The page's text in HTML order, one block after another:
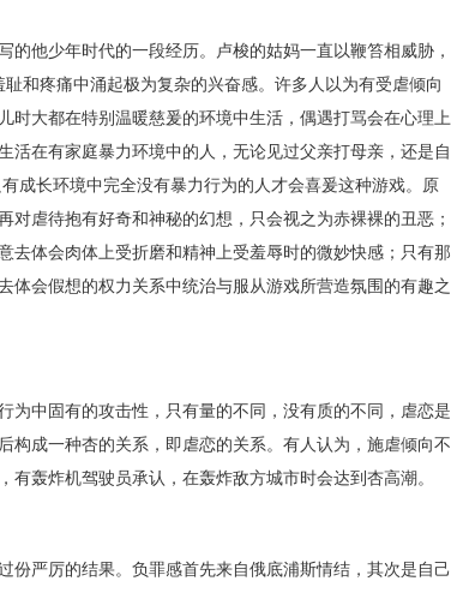
他少年时代的一段经历。卢梭的姑妈一直以鞭笞相威胁，
和疼痛中涌起极为复杂的兴奋感。许多人以为有受虐倾向
时大都在特别温暖慈爰的环境中生活，偶遇打骂会在心理上
活在有家庭暴力环境中的人，无论见过父亲打母亲，还是自
成长环境中完全没有暴力行为的人才会喜爰这种游戏。原
虐待抱有好奇和神秘的幻想，只会视之为赤裸裸的丑恶；
去体会肉体上受折磨和精神上受羞辱时的微妙快感；只有那
体会假想的权力关系中统治与服从游戏所营造氛围的有趣之
为中固有的攻击性，只有量的不同，没有质的不同，虐恋是
构成一种杏的关系，即虐恋的关系。有人认为，施虐倾向不
轰炸机驾驶员承认，在轰炸敌方城市时会达到杏高潮。
份严厉的结果。负罪感首先来自俄底浦斯情结，其次是自己